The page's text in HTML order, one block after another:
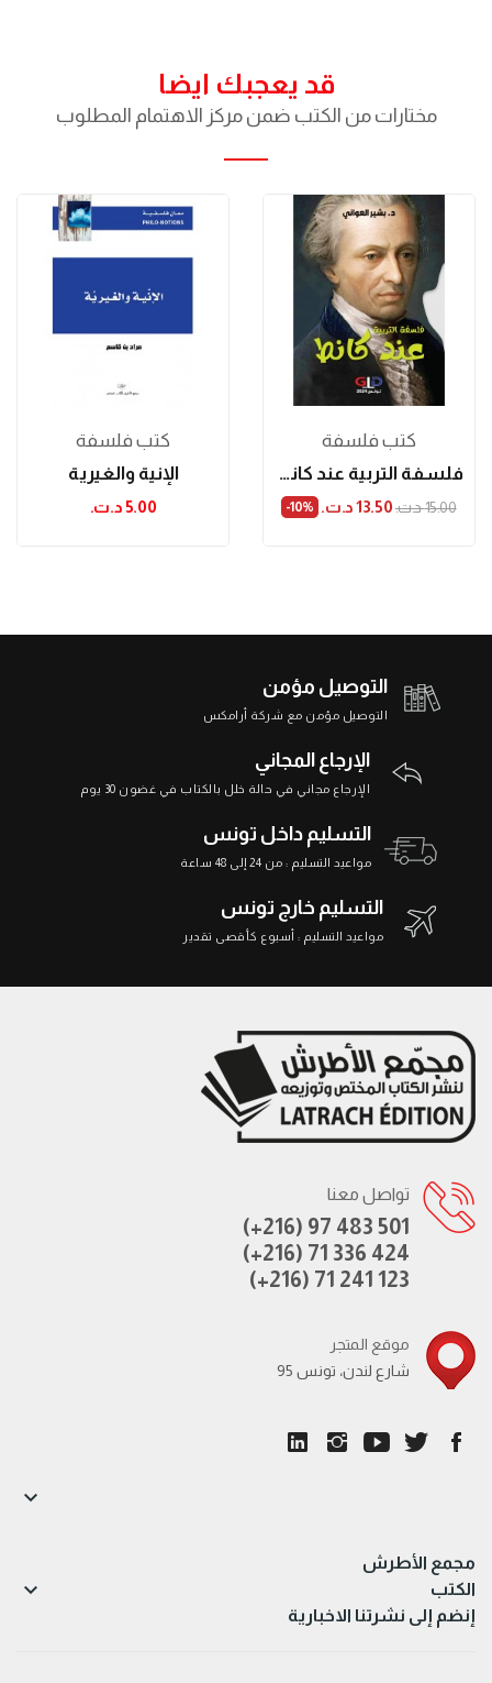
قد يعجبك ايضا
مختارات من الكتب ضمن مركز الاهتمام المطلوب
كتب فلسفة
الإنية والغيرية
5.00 د.ت.‏
كتب فلسفة
فلسفة التربية عند كانط
15.00 د.ت.‏ 13.50 د.ت.‏ ‎-10%
التوصيل مؤمن
التوصيل مؤمن مع شركة أرامكس
الإرجاع المجاني
الإرجاع مجاني في حالة خلل بالكتاب في غضون 30 يوم
التسليم داخل تونس
مواعيد التسليم : من 24 إلى 48 ساعة
التسليم خارج تونس
مواعيد التسليم : أسبوع كأقصى تقدير
تواصل معنا
(+216) 97 483 501
(+216) 71 336 424
(+216) 71 241 123
موقع المتجر
95 شارع لندن، تونس
مجمع الأطرش

الكتب 
إنضم إلى نشرتنا الاخبارية